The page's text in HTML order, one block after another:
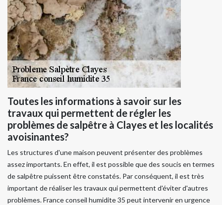
Toutes les informations à savoir sur les
travaux qui permettent de régler les
problèmes de salpêtre à Clayes et les localités
avoisinantes?
Les structures d'une maison peuvent présenter des problèmes
assez importants. En effet, il est possible que des soucis en termes
de salpêtre puissent être constatés. Par conséquent, il est très
important de réaliser les travaux qui permettent d'éviter d'autres
problèmes. France conseil humidite 35 peut intervenir en urgence